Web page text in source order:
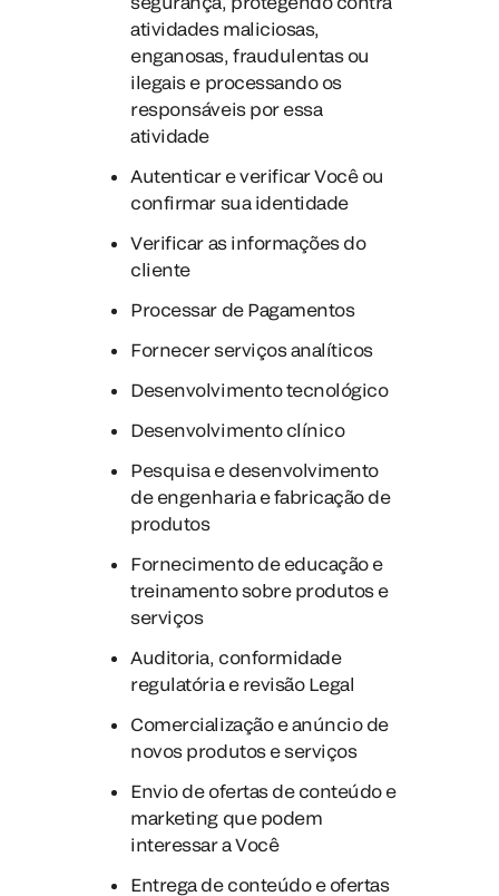
atividades maliciosas,
enganosas, fraudulentas ou
ilegais e processando os
responsáveis por essa
atividade
Autenticar e verificar Você ou
confirmar sua identidade
Verificar as informações do
cliente
Processar de Pagamentos
Fornecer serviços analíticos
Desenvolvimento tecnológico
Desenvolvimento clínico
Pesquisa e desenvolvimento
de engenharia e fabricação de
produtos
Fornecimento de educação e
treinamento sobre produtos e
serviços
Auditoria, conformidade
regulatória e revisão Legal
Comercialização e anúncio de
novos produtos e serviços
Envio de ofertas de conteúdo e
marketing que podem
interessar a Você
Entrega de conteúdo e ofertas